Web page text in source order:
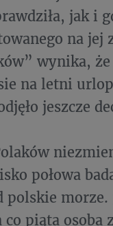
jak i
na jej
wynika,
na letni
jeszcze
połowa
polskie
co piąta